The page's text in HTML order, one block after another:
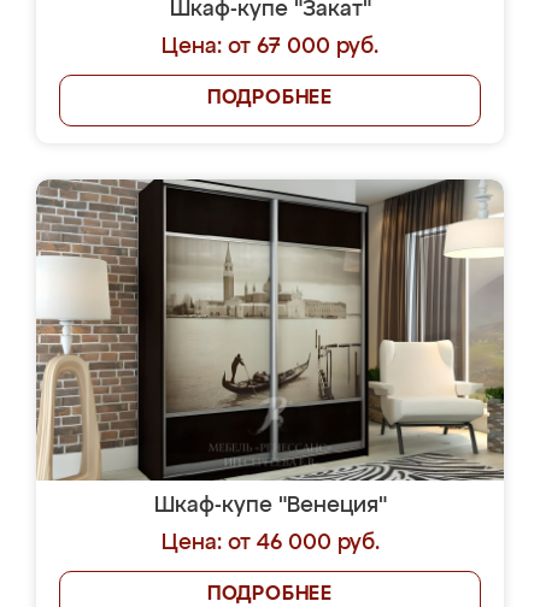
Шкаф-купе "Закат"
Цена: от 67 000 руб.
ПОДРОБНЕЕ
Шкаф-купе "Венеция"
Цена: от 46 000 руб.
ПОДРОБНЕЕ